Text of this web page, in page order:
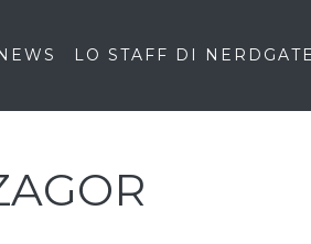
LO STAFF DI